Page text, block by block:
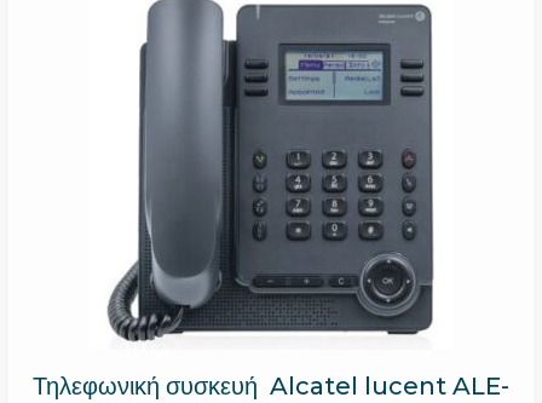
Τηλεφωνική συσκευή Alcatel lucent ALE-